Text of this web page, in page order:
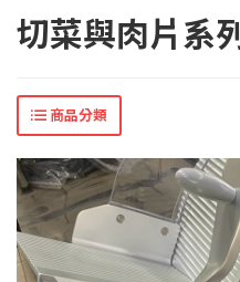
切菜與肉片系列
商品分類